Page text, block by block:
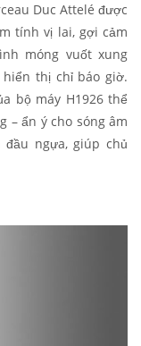
Duc Attelé được
tính vị lai, gợi cảm
móng vuốt xung
thị chỉ báo giờ.
bộ máy H1926 thể
– ẩn ý cho sóng âm
ngựa, giúp chủ